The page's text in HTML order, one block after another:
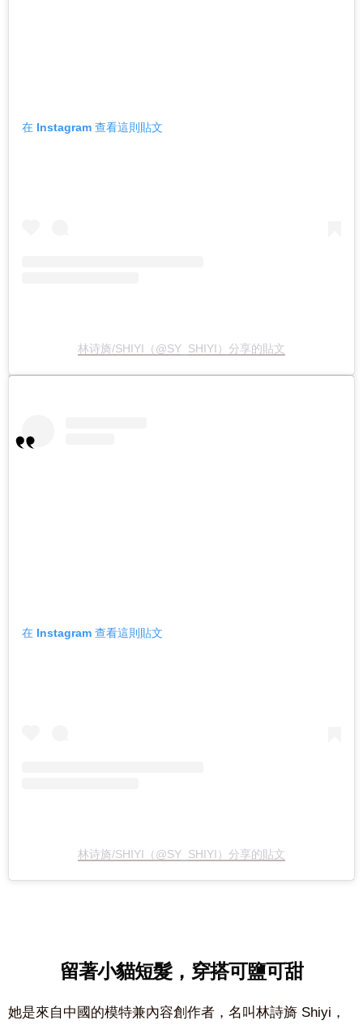
在 Instagram 查看這則貼文
林诗旖/SHIYI（@SY_SHIYI）分享的貼文
在 Instagram 查看這則貼文
林诗旖/SHIYI（@SY_SHIYI）分享的貼文
留著小貓短髮，穿搭可鹽可甜
她是來自中國的模特兼內容創作者，名叫林詩旖 Shiyi，